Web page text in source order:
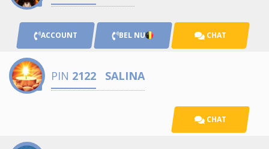
ACCOUNT BEL NU CHAT
PIN 2122 SALINA
CHAT